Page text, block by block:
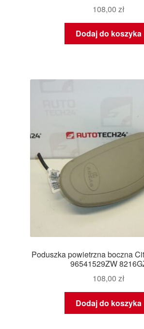
108,00 zł
Dodaj do koszyka
Poduszka powietrzna boczna
96541529ZW
108,00 zł
Dodaj do koszyka